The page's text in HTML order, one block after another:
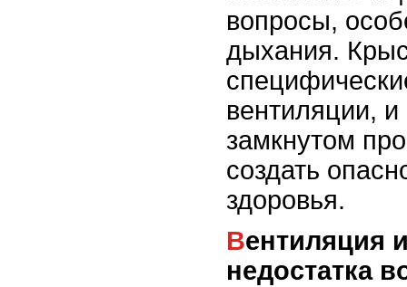
вопросы,
дыхания.
вентиляции,
замкнутом
создать
здоровья.
Вентиляция и опасности
недостатка